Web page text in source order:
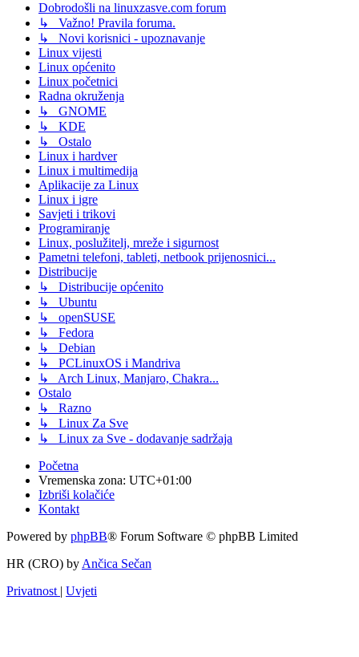
Dobrodošli na linuxzasve.com forum
↳ Važno! Pravila foruma.
↳ Novi korisnici - upoznavanje
Linux vijesti
Linux općenito
Linux početnici
Radna okruženja
↳ GNOME
↳ KDE
↳ Ostalo
Linux i hardver
Linux i multimedija
Aplikacije za Linux
Linux i igre
Savjeti i trikovi
Programiranje
Linux, poslužitelj, mreže i sigurnost
Pametni telefoni, tableti, netbook prijenosnici...
Distribucije
↳ Distribucije općenito
↳ Ubuntu
↳ openSUSE
↳ Fedora
↳ Debian
↳ PCLinuxOS i Mandriva
↳ Arch Linux, Manjaro, Chakra...
Ostalo
↳ Razno
↳ Linux Za Sve
↳ Linux za Sve - dodavanje sadržaja
Početna
Vremenska zona: UTC+01:00
Izbriši kolačiće
Kontakt
Powered by phpBB® Forum Software © phpBB Limited
HR (CRO) byAnčica Sečan
Privatnost
Uvjeti